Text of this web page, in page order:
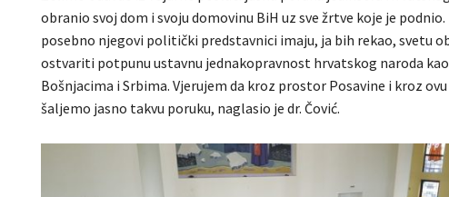
obranio svoj dom i svoju domovinu BiH uz sve žrtve koje je
posebno njegovi politički predstavnici imaju, ja bih rekao, svetu
ostvariti potpunu ustavnu jednakopravnost hrvatskog naroda
Bošnjacima i Srbima. Vjerujem da kroz prostor Posavine i kroz
šaljemo jasno takvu poruku, naglasio je dr. Čović.